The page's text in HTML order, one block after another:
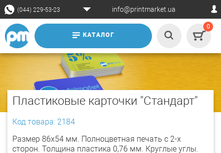
(044) 229-53-23 info@printmarket.ua
КАТАЛОГ
0
Пластиковые карточки "Стандарт"
Код товара: 2184
Размер 86х54 мм. Полноцветная печать с 2-х
сторон. Толщина пластика 0,76 мм. Круглые углы.